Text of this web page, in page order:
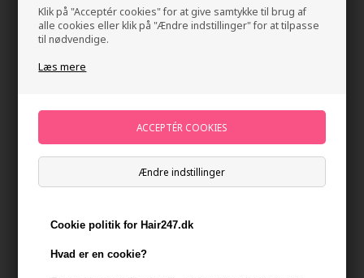
Klik på "Acceptér cookies" for at give samtykke til brug af
alle cookies eller klik på "Ændre indstillinger" for at tilpasse
til nødvendige.
Læs mere
Ændre indstillinger
Cookie politik for Hair247.dk
Hvad er en cookie?
378,00 DKK
Réparateur 250ml
448,00 DKK